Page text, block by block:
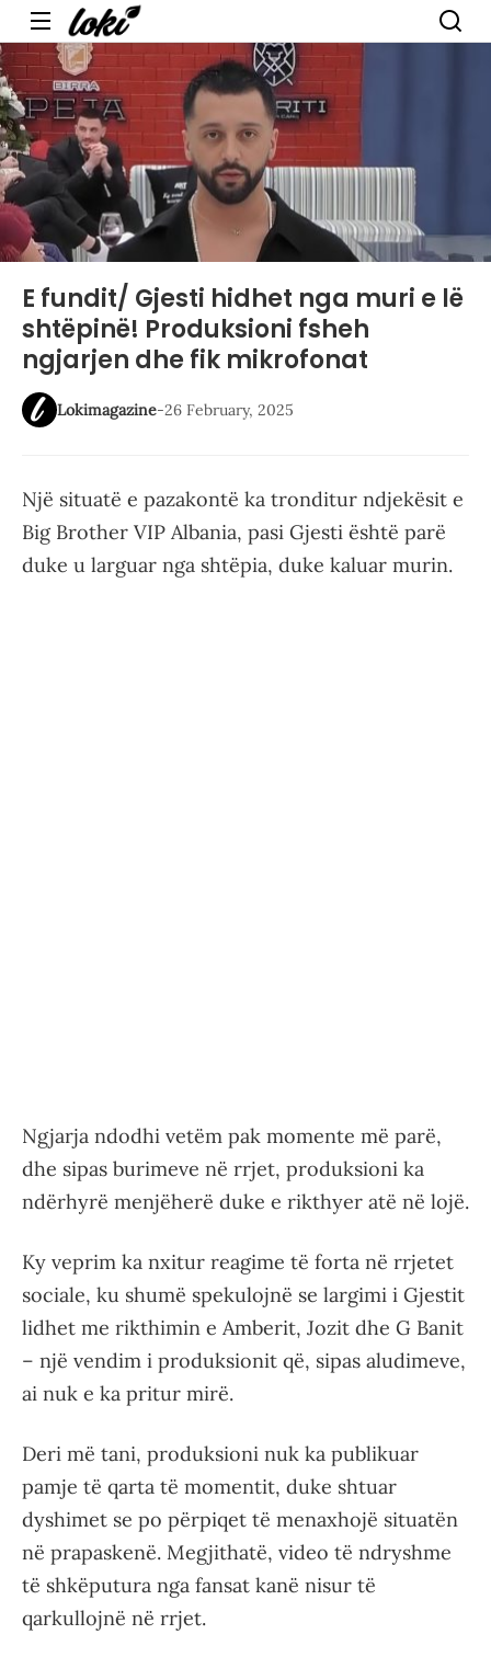
Menu
E fundit/ Gjesti hidhet nga muri e lë
shtëpinë! Produksioni fsheh
ngjarjen dhe fik mikrofonat
Lokimagazine-26 February, 2025
Një situatë e pazakontë ka tronditur ndjekësit e
Big Brother VIP Albania, pasi Gjesti është parë
duke u larguar nga shtëpia, duke kaluar murin.
Ngjarja ndodhi vetëm pak momente më parë,
dhe sipas burimeve në rrjet, produksioni ka
ndërhyrë menjëherë duke e rikthyer atë në lojë.
Ky veprim ka nxitur reagime të forta në rrjetet
sociale, ku shumë spekulojnë se largimi i Gjestit
lidhet me rikthimin e Amberit, Jozit dhe G Banit
– një vendim i produksionit që, sipas aludimeve,
ai nuk e ka pritur mirë.
Deri më tani, produksioni nuk ka publikuar
pamje të qarta të momentit, duke shtuar
dyshimet se po përpiqet të menaxhojë situatën
në prapaskenë. Megjithatë, video të ndryshme
të shkëputura nga fansat kanë nisur të
qarkullojnë në rrjet.